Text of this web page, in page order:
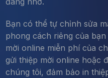
Bạn có thể tự chỉnh sửa
phong cách riêng của
mời online miễn phí của
gửi thiệp mời online hoặc
chúng tôi, đảm bảo in